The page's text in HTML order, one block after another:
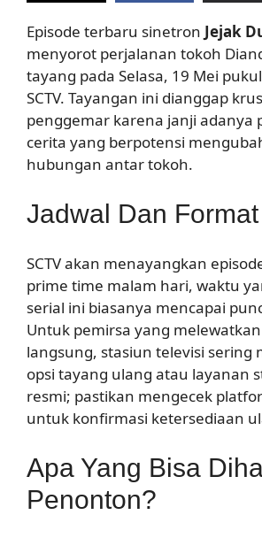
Episode terbaru sinetron Jejak
menyorot perjalanan tokoh
tayang pada Selasa, 19 Mei
SCTV. Tayangan ini dianggap
penggemar karena janji adanya
cerita yang berpotensi
hubungan antar tokoh.
Jadwal Dan
SCTV akan menayangkan
prime time malam hari, waktu
serial ini biasanya mencapai
Untuk pemirsa yang
langsung, stasiun televisi sering
opsi tayang ulang atau layanan
resmi; pastikan mengecek
untuk konfirmasi ketersediaan
Apa Yang Bisa
Penonton?